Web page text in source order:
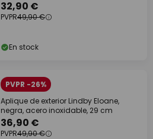
32,90 €
PVPR49,90 €
En stock
PVPR -26%
Aplique de exterior Lindby Eloane,
negra, acero inoxidable, 29 cm
36,90 €
PVPR49,90 €